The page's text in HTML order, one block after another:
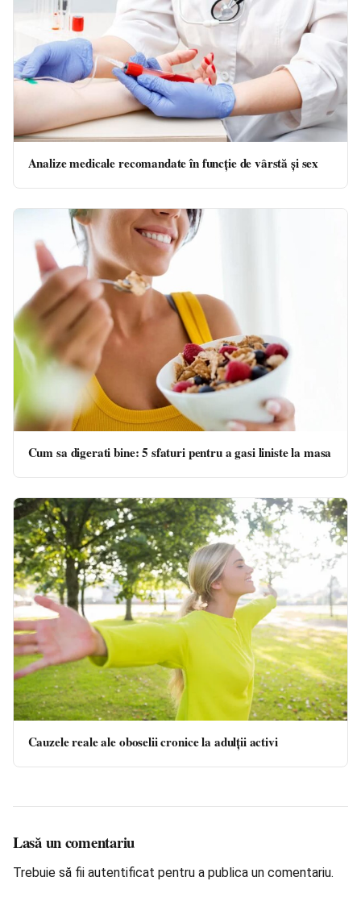
Analize medicale recomandate în funcție de vârstă și sex
Cum sa digerati bine: 5 sfaturi pentru a gasi liniste la masa
Cauzele reale ale oboselii cronice la adulții activi
Lasă un comentariu
Trebuie să fii autentificat pentru a publica un comentariu.